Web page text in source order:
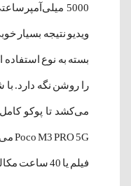
5000
ویدیو نتیجه بسیار
فیلم یا 40 ساعت مکالمه را متصور شد.